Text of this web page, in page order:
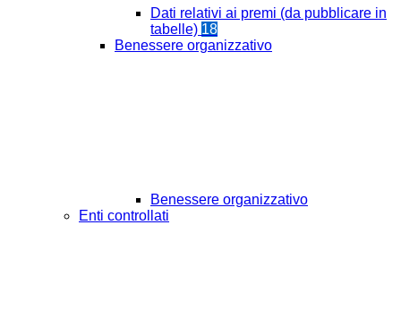
Dati relativi ai premi (da pubblicare in
tabelle) 18
Benessere organizzativo
Benessere organizzativo
Enti controllati